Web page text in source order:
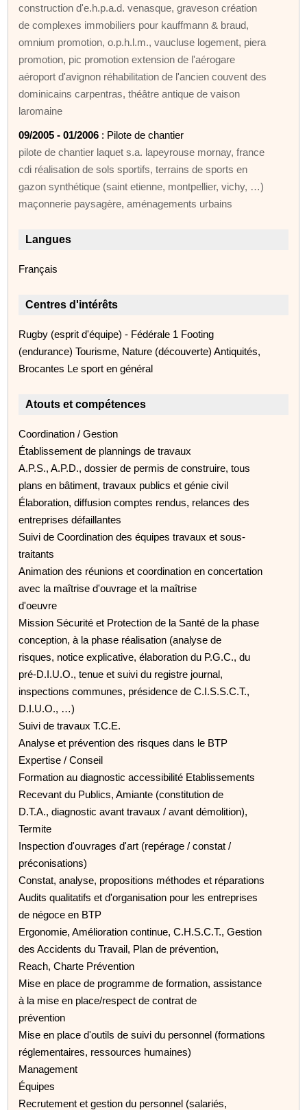
construction d'e.h.p.a.d. venasque, graveson création
de complexes immobiliers pour kauffmann & braud,
omnium promotion, o.p.h.l.m., vaucluse logement, piera
promotion, pic promotion extension de l'aérogare
aéroport d'avignon réhabilitation de l'ancien couvent des
dominicains carpentras, théâtre antique de vaison
laromaine
09/2005 - 01/2006 : Pilote de chantier
pilote de chantier laquet s.a. lapeyrouse mornay, france
cdi réalisation de sols sportifs, terrains de sports en
gazon synthétique (saint etienne, montpellier, vichy, …)
maçonnerie paysagère, aménagements urbains
Langues
Français
Centres d'intérêts
Rugby (esprit d'équipe) - Fédérale 1 Footing
(endurance) Tourisme, Nature (découverte) Antiquités,
Brocantes Le sport en général
Atouts et compétences
Coordination / Gestion
Établissement de plannings de travaux
A.P.S., A.P.D., dossier de permis de construire, tous
plans en bâtiment, travaux publics et génie civil
Élaboration, diffusion comptes rendus, relances des
entreprises défaillantes
Suivi de Coordination des équipes travaux et sous-
traitants
Animation des réunions et coordination en concertation
avec la maîtrise d'ouvrage et la maîtrise
d'oeuvre
Mission Sécurité et Protection de la Santé de la phase
conception, à la phase réalisation (analyse de
risques, notice explicative, élaboration du P.G.C., du
pré-D.I.U.O., tenue et suivi du registre journal,
inspections communes, présidence de C.I.S.S.C.T.,
D.I.U.O., …)
Suivi de travaux T.C.E.
Analyse et prévention des risques dans le BTP
Expertise / Conseil
Formation au diagnostic accessibilité Etablissements
Recevant du Publics, Amiante (constitution de
D.T.A., diagnostic avant travaux / avant démolition),
Termite
Inspection d'ouvrages d'art (repérage / constat /
préconisations)
Constat, analyse, propositions méthodes et réparations
Audits qualitatifs et d'organisation pour les entreprises
de négoce en BTP
Ergonomie, Amélioration continue, C.H.S.C.T., Gestion
des Accidents du Travail, Plan de prévention,
Reach, Charte Prévention
Mise en place de programme de formation, assistance
à la mise en place/respect de contrat de
prévention
Mise en place d'outils de suivi du personnel (formations
réglementaires, ressources humaines)
Management
Équipes
Recrutement et gestion du personnel (salariés,